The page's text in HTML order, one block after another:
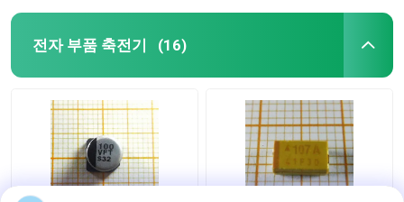
전자 부품 축전기 (16)